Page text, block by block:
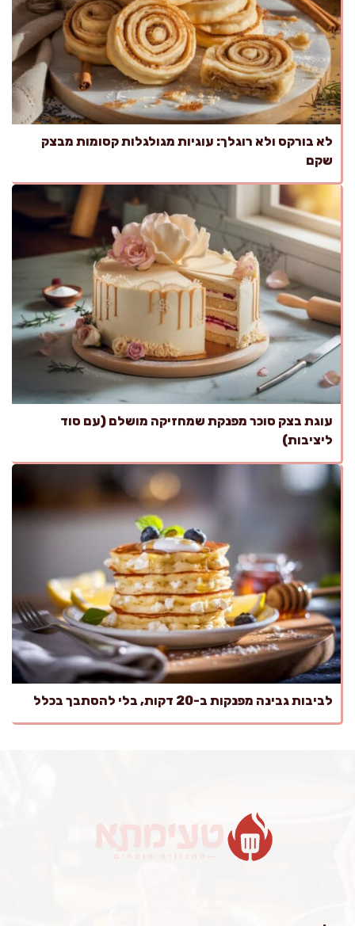
לא בורקס ולא רוגלך: עוגיות מגולגלות קסומות מבצק
שקם
עוגת בצק סוכר מפנקת שמחזיקה מושלם (עם סוד
ליציבות)
לביבות גבינה מפנקות ב-20 דקות, בלי להסתבך בכלל